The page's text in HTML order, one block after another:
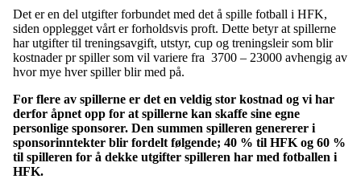
Det er en del utgifter forbundet med det å spille fotball i HFK,
siden opplegget vårt er forholdsvis proft. Dette betyr at spillerne
har utgifter til treningsavgift, utstyr, cup og treningsleir som blir
kostnader pr spiller som vil variere fra 3700 – 23000 avhengig av
hvor mye hver spiller blir med på.
For flere av spillerne er det en veldig stor kostnad og vi har
derfor åpnet opp for at spillerne kan skaffe sine egne
personlige sponsorer. Den summen spilleren genererer i
sponsorinntekter blir fordelt følgende; 40 % til HFK og 60 %
til spilleren for å dekke utgifter spilleren har med fotballen i
HFK.